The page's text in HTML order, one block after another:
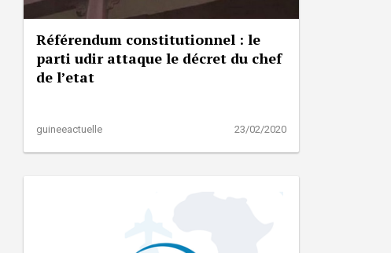
Référendum constitutionnel : le
parti udir attaque le décret du chef
de l’etat
guineeactuelle 23/02/2020